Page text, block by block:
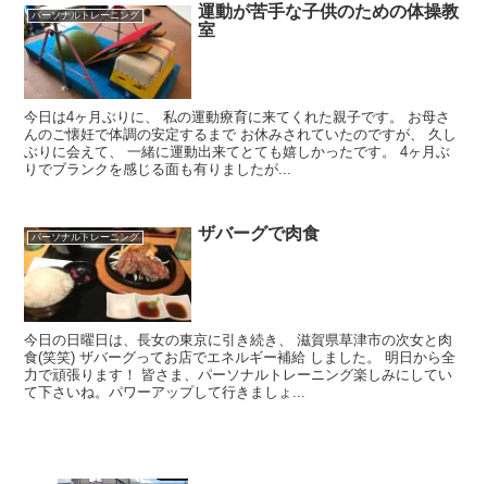
パーソナルトレーニング
運動が苦手な子供のための体操教
室
今日は4ヶ月ぶりに、 私の運動療育に来てくれた親子です。 お母さ
んのご懐妊で体調の安定するまで お休みされていたのですが、 久し
ぶりに会えて、 一緒に運動出来てとても嬉しかったです。 4ヶ月ぶ
りでブランクを感じる面も有りましたが...
パーソナルトレーニング ザバーグで肉食
今日の日曜日は、長女の東京に引き続き、 滋賀県草津市の次女と肉
食(笑笑) ザバーグってお店でエネルギー補給 しました。 明日から全
力で頑張ります！ 皆さま、パーソナルトレーニング楽しみにしてい
て下さいね。パワーアップして行きましょ...